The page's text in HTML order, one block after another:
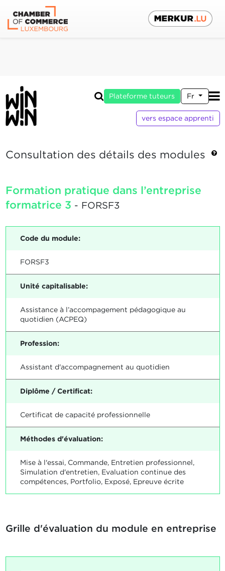
Plateforme tuteurs Fr
vers espace apprenti
Consultation des détails des modules
Formation pratique dans l’entreprise
formatrice 3 - FORSF3
Code du module:
FORSF3
Unité capitalisable:
Assistance à l’accompagement pédagogique au
quotidien (ACPEQ)
Profession:
Assistant d'accompagnement au quotidien
Diplôme / Certificat:
Certificat de capacité professionnelle
Méthodes d'évaluation:
Mise à l'essai, Commande, Entretien professionnel,
Simulation d'entretien, Evaluation continue des
compétences, Portfolio, Exposé, Epreuve écrite
Grille d'évaluation du module en entreprise